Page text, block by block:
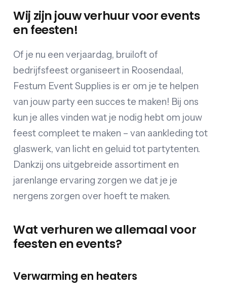
Wij zijn jouw verhuur voor events
en feesten!
Of je nu een verjaardag, bruiloft of
bedrijfsfeest organiseert in Roosendaal,
Festum Event Supplies is er om je te helpen
van jouw party een succes te maken! Bij ons
kun je alles vinden wat je nodig hebt om jouw
feest compleet te maken – van aankleding tot
glaswerk, van licht en geluid tot partytenten.
Dankzij ons uitgebreide assortiment en
jarenlange ervaring zorgen we dat je je
nergens zorgen over hoeft te maken.
Wat verhuren we allemaal voor
feesten en events?
Verwarming en heaters